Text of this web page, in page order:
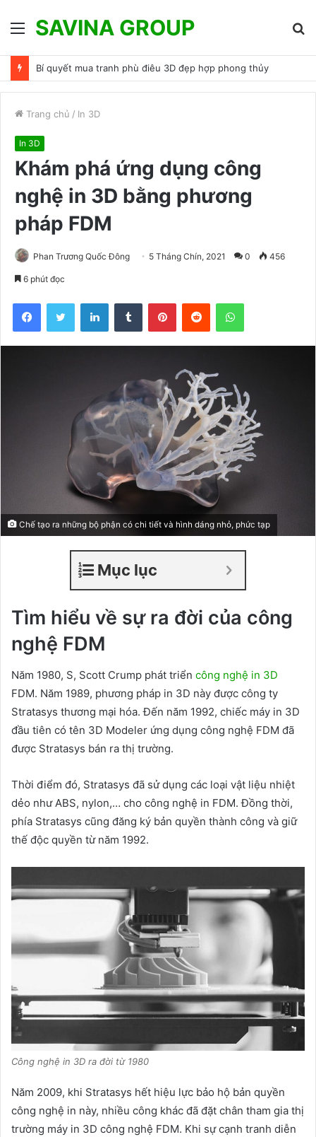
Menu
SAVINA GROUP
Bí quyết mua tranh phù điêu 3D đẹp hợp phong thủy
Trang chủ / In 3D
In 3D
Khám phá ứng dụng công
nghệ in 3D bằng phương
pháp FDM
Phan Trương Quốc Đông 5 Tháng Chín, 2021 0 456
6 phút đọc
Chế tạo ra những bộ phận có chi tiết và hình dáng nhỏ, phức tạp
Mục lục
Tìm hiểu về sự ra đời của công
nghệ FDM
Năm 1980, S, Scott Crump phát triển công nghệ in 3D
FDM. Năm 1989, phương pháp in 3D này được công ty
Stratasys thương mại hóa. Đến năm 1992, chiếc máy in 3D
đầu tiên có tên 3D Modeler ứng dụng công nghệ FDM đã
được Stratasys bán ra thị trường.
Thời điểm đó, Stratasys đã sử dụng các loại vật liệu nhiệt
dẻo như ABS, nylon,… cho công nghệ in FDM. Đồng thời,
phía Stratasys cũng đăng ký bản quyền thành công và giữ
thế độc quyền từ năm 1992.
Công nghệ in 3D ra đời từ 1980
Năm 2009, khi Stratasys hết hiệu lực bảo hộ bản quyền
công nghệ in này, nhiều công khác đã đặt chân tham gia thị
trường máy in 3D công nghệ FDM. Khi sự cạnh tranh diễn